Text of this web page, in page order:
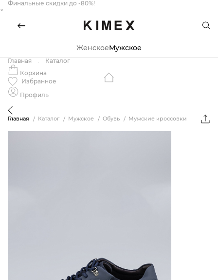
Финальные скидки до -80%!
×
ЖенскоеМужское
Главная
Каталог
Корзина
Избранное
Профиль
Главная Каталог Мужское Обувь Мужские кроссовки